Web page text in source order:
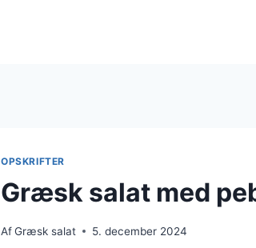
OPSKRIFTER
Græsk salat med
AfGræsk salat 5. december 2024